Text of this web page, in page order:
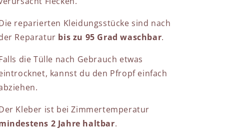
reparierten Kleidungsstücke sind nach
Reparatur bis zu 95 Grad waschbar.
die Tülle nach Gebrauch etwas
kannst du den Pfropf einfach
Kleber ist bei Zimmertemperatur
2 Jahre haltbar.